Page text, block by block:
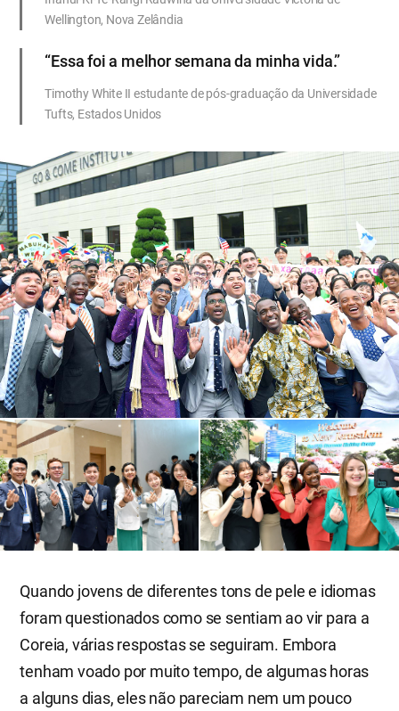
Wellington, Nova Zelândia
“Essa foi a melhor semana da minha vida.”
Timothy White II estudante de pós-graduação da Universidade
Tufts, Estados Unidos
Quando jovens de diferentes tons de pele e idiomas
foram questionados como se sentiam ao vir para a
Coreia, várias respostas se seguiram. Embora
tenham voado por muito tempo, de algumas horas
a alguns dias, eles não pareciam nem um pouco